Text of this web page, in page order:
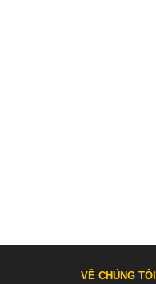
VỀ CHÚNG TÔI